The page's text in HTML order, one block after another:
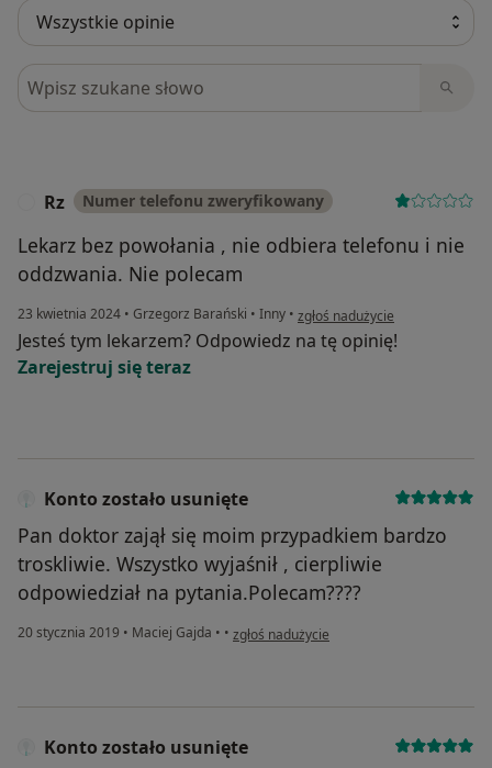
Szukaj w opiniach
Rz Numer telefonu zweryfikowany
Lekarz bez powołania , nie odbiera telefonu i nie
oddzwania. Nie polecam
23 kwietnia 2024 • Grzegorz Barański • Inny • w opinii użytkownika Rz
zgłoś nadużycie
Jesteś tym lekarzem? Odpowiedz na tę opinię!
Zarejestruj się teraz
Konto zostało usunięte
Pan doktor zajął się moim przypadkiem bardzo
troskliwie. Wszystko wyjaśnił , cierpliwie
odpowiedział na pytania.Polecam????
20 stycznia 2019 • Maciej Gajda • • w opinii użytkownika Konto zostało
zgłoś nadużycie
Konto zostało usunięte